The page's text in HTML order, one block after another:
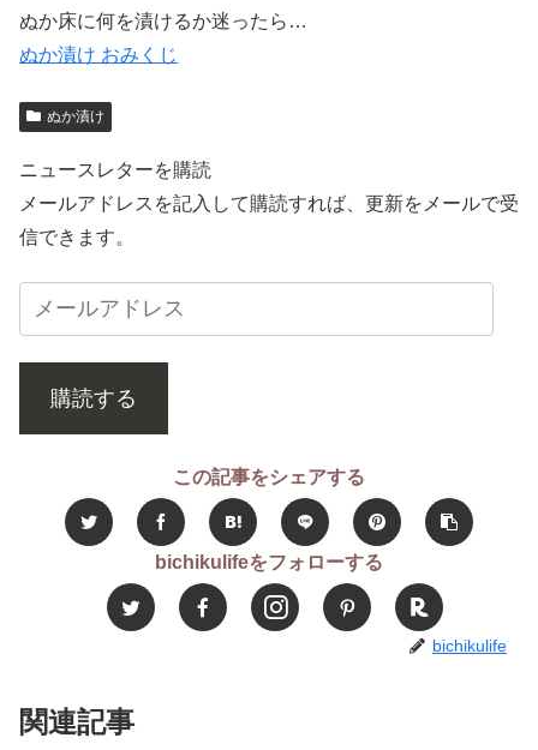
ぬか床に何を漬けるか迷ったら…
ぬか漬け おみくじ
ぬか漬け
ニュースレターを購読
メールアドレスを記入して購読すれば、更新をメールで受
信できます。
購読する
この記事をシェアする
bichikulifeをフォローする
bichikulife
関連記事